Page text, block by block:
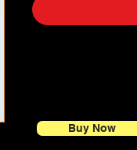
Buy Now